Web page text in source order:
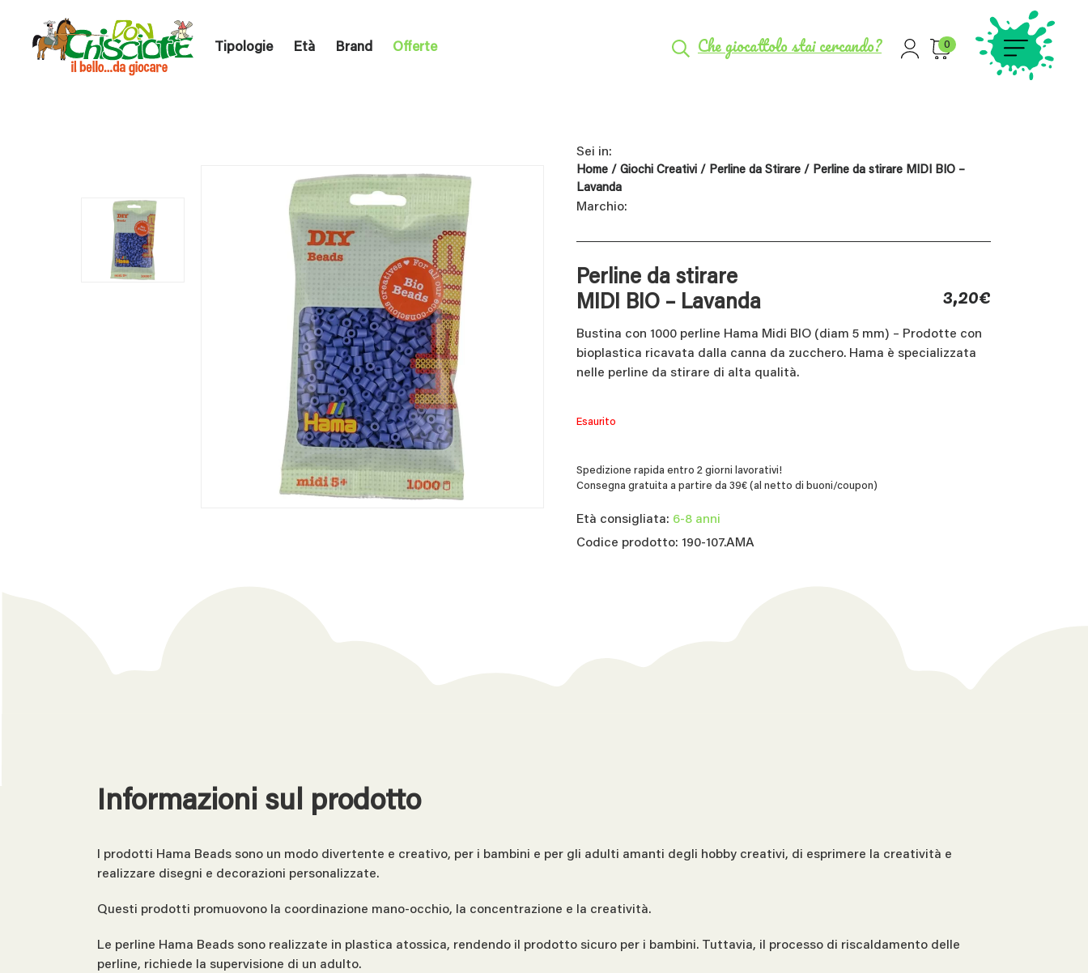
Tipologie Età Brand Offerte Che giocattolo stai cercando? 0
Sei in:
Home / Giochi Creativi / Perline da Stirare / Perline da stirare MIDI BIO –
Lavanda
Marchio:
Perline da stirare
MIDI BIO – Lavanda
3,20€
Bustina con 1000 perline Hama Midi BIO (diam 5 mm) – Prodotte con
bioplastica ricavata dalla canna da zucchero. Hama è specializzata
nelle perline da stirare di alta qualità.
Esaurito
Spedizione rapida entro 2 giorni lavorativi!
Consegna gratuita a partire da 39€ (al netto di buoni/coupon)
Età consigliata: 6-8 anni
Codice prodotto: 190-107.AMA
Informazioni sul prodotto
I prodotti Hama Beads sono un modo divertente e creativo, per i bambini e per gli adulti amanti degli hobby creativi, di esprimere la creatività e
realizzare disegni e decorazioni personalizzate.
Questi prodotti promuovono la coordinazione mano-occhio, la concentrazione e la creatività.
Le perline Hama Beads sono realizzate in plastica atossica, rendendo il prodotto sicuro per i bambini. Tuttavia, il processo di riscaldamento delle
perline, richiede la supervisione di un adulto.